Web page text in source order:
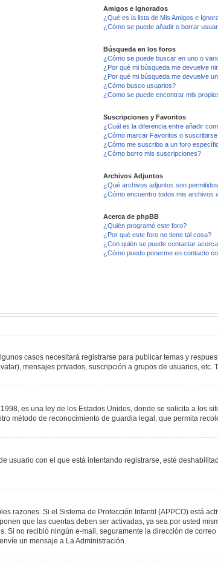
Amigos e Ignorados
¿Qué es la lista de Mis Amigos e
¿Cómo se puede añadir o borrar
Búsqueda en los foros
¿Cómo se puede buscar en uno o
¿Por qué mi búsqueda me devuelve
¿Por qué mi búsqueda me devuelve
¿Cómo busco usuarios?
¿Como se puede encontrar mis
Suscripciones y Favoritos
¿Cuál es la diferencia entre añadir
¿Cómo marcar Favoritos o
¿Cómo me suscribo a un foro
¿Cómo borro mis suscripciones?
Archivos Adjuntos
¿Qué archivos adjuntos son
¿Cómo encuentro todos mis archivos
Acerca de phpBB
¿Quién programó este foro?
¿Por qué este foro no tiene tal cosa?
¿Con quién se puede contactar
¿Cómo puedo ponerme en contacto
casos necesitará registrarse para publicar temas y
mensajes privados, suscripción a grupos de usuarios, etc.
es una ley de los Estados Unidos, donde se solicita a los
método de reconocimiento de guardia legal, que permita
usuario con el que está intentando registrarse, esté
razones. Si el Sistema de Protección Infantil (APPCO) está
que las cuentas deben ser activadas, ya sea por usted
Si no recibió ningún e-mail, seguramente la dirección de
un mensaje a La Administración.